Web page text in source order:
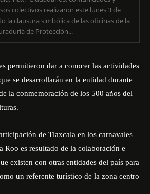
colectivos realizaron este lunes 3 de
la clausura simbólica de las oficinas de la
de Protección...
permitieron dar a conocer las actividades
se desarrollarán en la entidad durante
la conmemoración de los 500 años del
de Tlaxcala en los carnavales
Roo es resultado de la colaboración e
existen con otras entidades del país para
un referente turístico de la zona centro